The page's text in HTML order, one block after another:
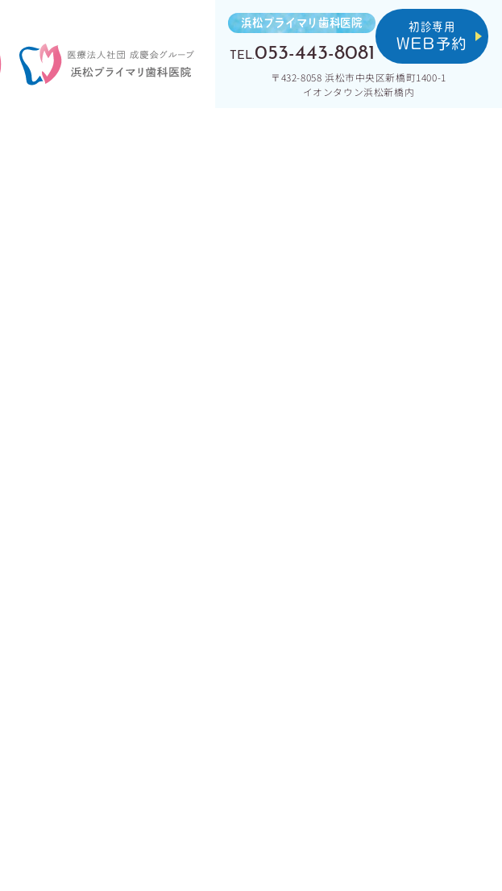
浜松プライマリ歯科医院
TEL.053-443-8081
初診専用
WEB予約
〒432-8058 浜松市中央区新橋町1400-1
イオンタウン浜松新橋内